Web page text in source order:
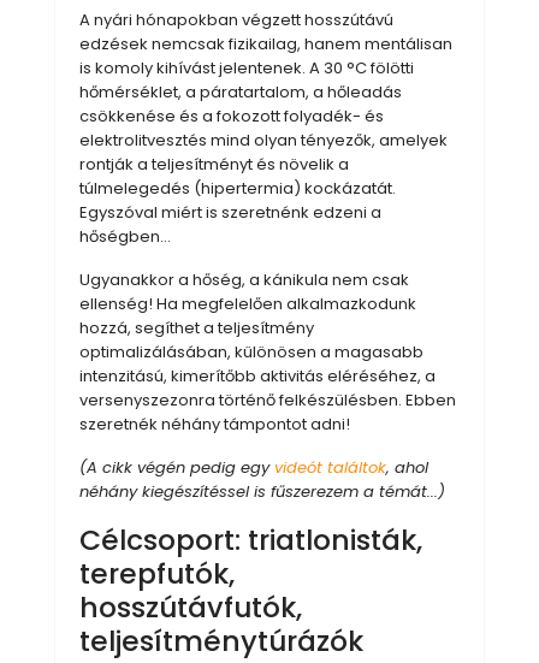
A nyári hónapokban végzett hosszútávú
edzések nemcsak fizikailag, hanem mentálisan
is komoly kihívást jelentenek. A 30 °C fölötti
hőmérséklet, a páratartalom, a hőleadás
csökkenése és a fokozott folyadék- és
elektrolitvesztés mind olyan tényezők, amelyek
rontják a teljesítményt és növelik a
túlmelegedés (hipertermia) kockázatát.
Egyszóval miért is szeretnénk edzeni a
hőségben…
Ugyanakkor a hőség, a kánikula nem csak
ellenség! Ha megfelelően alkalmazkodunk
hozzá, segíthet a teljesítmény
optimalizálásában, különösen a magasabb
intenzitású, kimerítőbb aktivitás eléréséhez, a
versenyszezonra történő felkészülésben. Ebben
szeretnék néhány támpontot adni!
(A cikk végén pedig egyvideót találtok, ahol
néhány kiegészítéssel is fűszerezem a témát...)
Célcsoport: triatlonisták,
terepfutók,
hosszútávfutók,
teljesítménytúrázók